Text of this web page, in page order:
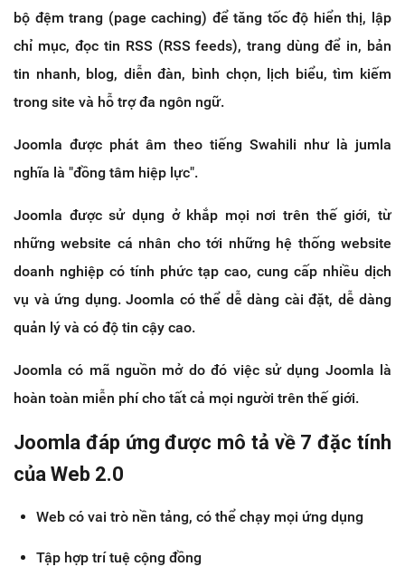
bộ đệm trang (page caching) để tăng tốc độ hiển thị, lập
chỉ mục, đọc tin RSS (RSS feeds), trang dùng để in, bản
tin nhanh, blog, diễn đàn, bình chọn, lịch biểu, tìm kiếm
trong site và hỗ trợ đa ngôn ngữ.
Joomla được phát âm theo tiếng Swahili như là jumla
nghĩa là "đồng tâm hiệp lực".
Joomla được sử dụng ở khắp mọi nơi trên thế giới, từ
những website cá nhân cho tới những hệ thống website
doanh nghiệp có tính phức tạp cao, cung cấp nhiều dịch
vụ và ứng dụng. Joomla có thể dễ dàng cài đặt, dễ dàng
quản lý và có độ tin cậy cao.
Joomla có mã nguồn mở do đó việc sử dụng Joomla là
hoàn toàn miễn phí cho tất cả mọi người trên thế giới.
Joomla đáp ứng được mô tả về 7 đặc tính
của Web 2.0
Web có vai trò nền tảng, có thể chạy mọi ứng dụng
Tập hợp trí tuệ cộng đồng